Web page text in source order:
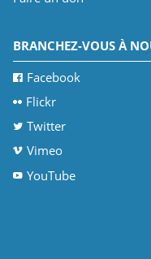
BRANCHEZ-VOUS À
Facebook
Flickr
Twitter
Vimeo
YouTube